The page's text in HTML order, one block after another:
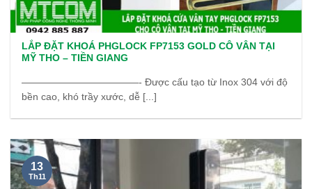
LẮP ĐẶT KHOÁ PHGLOCK FP7153 GOLD CÔ VÂN TẠI
MỸ THO – TIỀN GIANG
————————————- Được cấu tạo từ Inox 304 với độ
bền cao, khó trầy xước, dễ [...]
13
Th11